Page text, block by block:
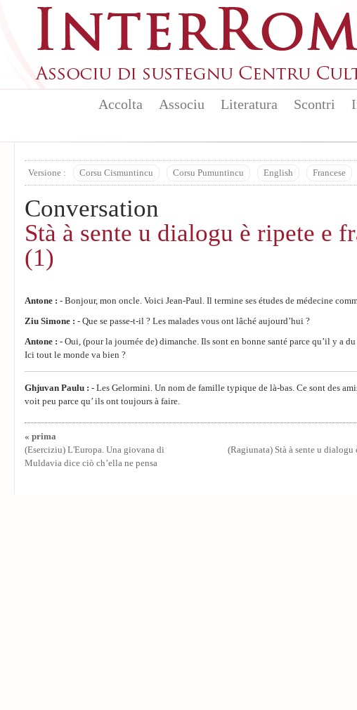
Accolta Associu Literatura Scontri
Versione : Corsu Cismuntincu Corsu Pumuntincu English Francese
Conversation
Stà à sente u dialogu è ripete e
(1)
Antone : - Bonjour, mon oncle. Voici Jean-Paul. Il termine ses études de médecine
Ziu Simone : - Que se passe-t-il ? Les malades vous ont lâché aujourd’hui ?
Antone : - Oui, (pour la journée de) dimanche. Ils sont en bonne santé parce qu’il y a
Ici tout le monde va bien ?
Ghjuvan Paulu : - Les Gelormini. Un nom de famille typique de là-bas. Ce sont des
voit peu parce qu’ ils ont toujours à faire.
« prima
(Eserciziu) L'Europa. Una giovana di
Muldavia dice ciò ch’ella ne pensa
(Ragiunata) Stà à sente u dialogu